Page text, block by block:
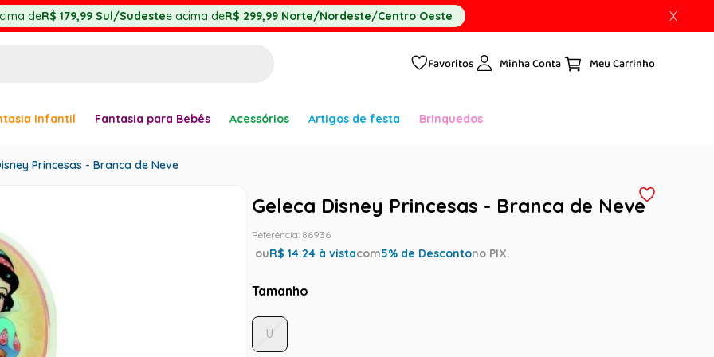
deR$ 179,99 Sul/Sudestee acima deR$ 299,99 Norte/Nordeste/Centro Oeste X
Favoritos Minha Conta
Infantil Fantasia para Bebês Acessórios Artigos de festa Brinquedos
Princesas - Branca de Neve
Geleca Disney Princesas - Branca de Neve
Referência: 86936
ouR$14.24 à vistacom5% de Descontono PIX.
Tamanho
U